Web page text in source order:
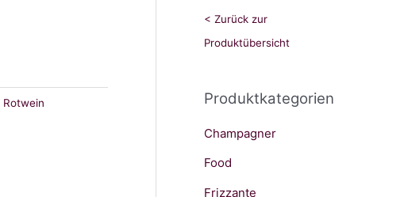
Rotwein
h
e
c
h
< Zurück zur
Produktübersicht
Produktkategorien
Champagner
Food
Frizzante